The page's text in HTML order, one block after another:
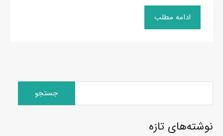
ادامه مطلب
جستجو
نوشته‌های تازه